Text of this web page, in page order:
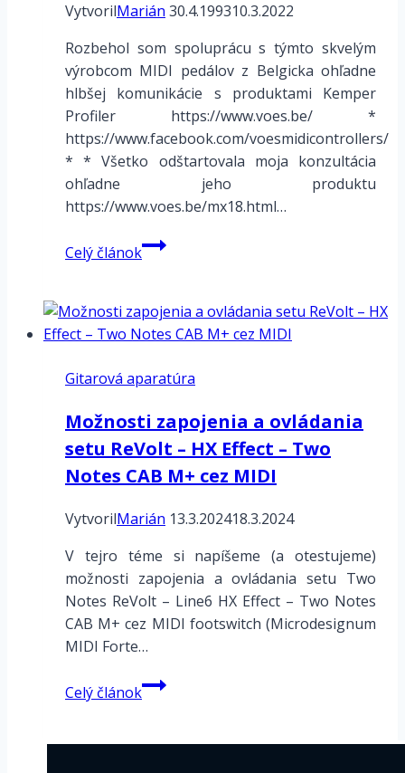
VytvorilMarián 30.4.199310.3.2022
Rozbehol som spoluprácu s týmto skvelým
výrobcom MIDI pedálov z Belgicka ohľadne
hlbšej komunikácie s produktami Kemper
Profiler https://www.voes.be/ *
https://www.facebook.com/voesmidicontrollers/
* * Všetko odštartovala moja konzultácia
ohľadne jeho produktu
https://www.voes.be/mx18.html…
Celý článokKemper
Profiler
MIDI
ovládače
Gitarová aparatúra
Možnosti zapojenia a ovládania
setu ReVolt – HX Effect – Two
Notes CAB M+ cez MIDI
VytvorilMarián 13.3.202418.3.2024
V tejro téme si napíšeme (a otestujeme)
možnosti zapojenia a ovládania setu Two
Notes ReVolt – Line6 HX Effect – Two Notes
CAB M+ cez MIDI footswitch (Microdesignum
MIDI Forte…
Celý článokMožnosti
zapojenia
ovládania